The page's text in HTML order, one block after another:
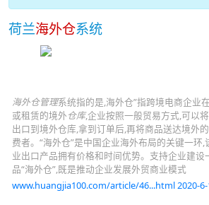
荷兰海外仓系统
海外仓管理系统指的是,海外仓”指跨境电商企业
或租赁的境外仓库,企业按照一般贸易方式,可以
出口到境外仓库,拿到订单后,再将商品送达境外
费者。“海外仓”是中国企业海外布局的关键一环,
业出口产品拥有价格和时间优势。支持企业建设
品“海外仓”,既是推动企业发展外贸商业模式
www.huangjia100.com/article/46...html 2020-